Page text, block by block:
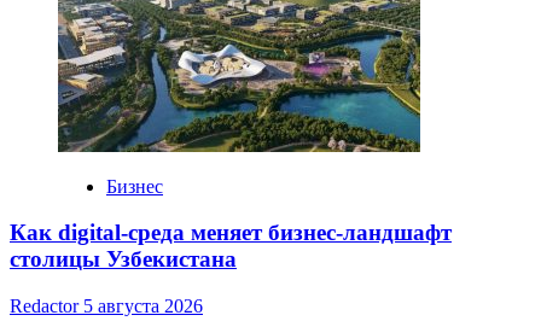
Бизнес
Как digital-среда меняет бизнес-ландшафт
столицы Узбекистана
Redactor 5 августа 2026